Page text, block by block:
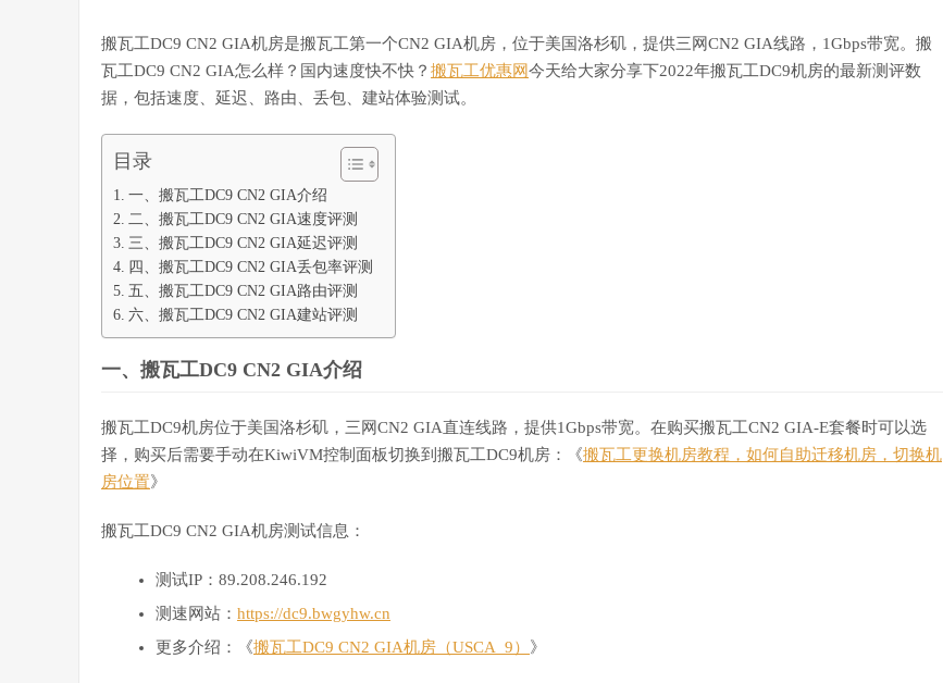
搬瓦工DC9 CN2 GIA机房是搬瓦工第一个CN2 GIA机房，位于美国洛杉矶，提供三网CN2 GIA线路，1Gbps带宽。搬
瓦工DC9 CN2 GIA怎么样？国内速度快不快？ 搬瓦工优惠网今天给大家分享下2022年搬瓦工DC9机房的最新测评数
据，包括速度、延迟、路由、丢包、建站体验测试。
目录
一、搬瓦工DC9 CN2 GIA介绍
二、搬瓦工DC9 CN2 GIA速度评测
三、搬瓦工DC9 CN2 GIA延迟评测
四、搬瓦工DC9 CN2 GIA丢包率评测
五、搬瓦工DC9 CN2 GIA路由评测
六、搬瓦工DC9 CN2 GIA建站评测
一、搬瓦工DC9 CN2 GIA介绍
搬瓦工DC9机房位于美国洛杉矶，三网CN2 GIA直连线路，提供1Gbps带宽。在购买搬瓦工CN2 GIA-E套餐时可以选
择，购买后需要手动在KiwiVM控制面板切换到搬瓦工DC9机房：《搬瓦工更换机房教程，如何自助迁移机房，切换机
房位置》
搬瓦工DC9 CN2 GIA机房测试信息：
测试IP：89.208.246.192
测速网站： https://dc9.bwgyhw.cn
更多介绍：《搬瓦工DC9 CN2 GIA机房（USCA_9） 》